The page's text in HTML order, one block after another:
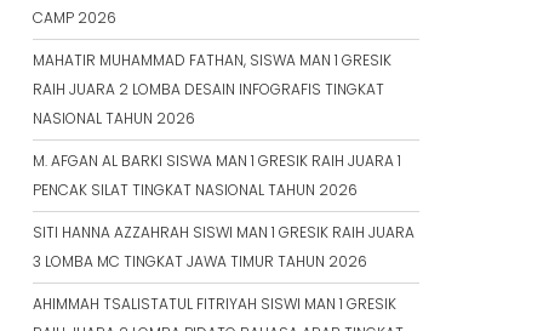
CAMP 2026
MAHATIR MUHAMMAD FATHAN, SISWA MAN 1 GRESIK
RAIH JUARA 2 LOMBA DESAIN INFOGRAFIS TINGKAT
NASIONAL TAHUN 2026
M. AFGAN AL BARKI SISWA MAN 1 GRESIK RAIH JUARA 1
PENCAK SILAT TINGKAT NASIONAL TAHUN 2026
SITI HANNA AZZAHRAH SISWI MAN 1 GRESIK RAIH JUARA
3 LOMBA MC TINGKAT JAWA TIMUR TAHUN 2026
AHIMMAH TSALISTATUL FITRIYAH SISWI MAN 1 GRESIK